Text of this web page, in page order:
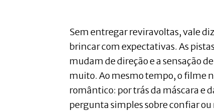
Sem entregar reviravoltas, vale
brincar com expectativas. As
mudam de direção e a sensação
muito. Ao mesmo tempo, o filme
romântico: por trás da máscara e
pergunta simples sobre confiar